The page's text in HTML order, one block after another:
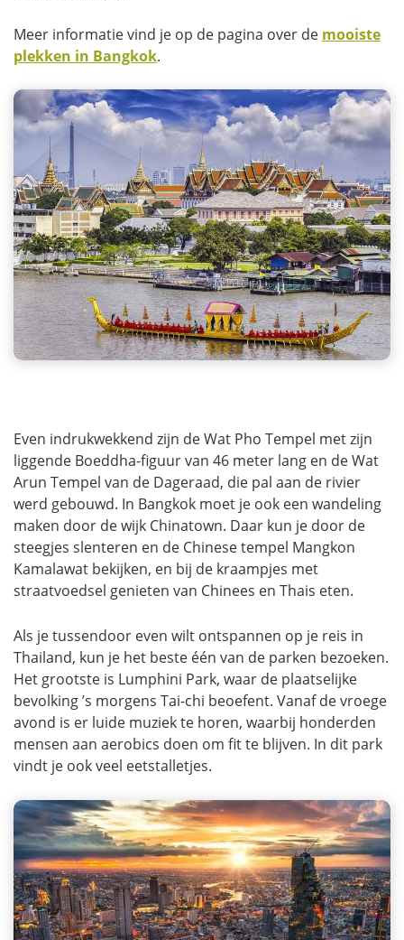
Meer informatie vind je op de pagina over de mooiste
plekken in Bangkok.
Even indrukwekkend zijn de Wat Pho Tempel met zijn
liggende Boeddha-figuur van 46 meter lang en de Wat
Arun Tempel van de Dageraad, die pal aan de rivier
werd gebouwd. In Bangkok moet je ook een wandeling
maken door de wijk Chinatown. Daar kun je door de
steegjes slenteren en de Chinese tempel Mangkon
Kamalawat bekijken, en bij de kraampjes met
straatvoedsel genieten van Chinees en Thais eten.
Als je tussendoor even wilt ontspannen op je reis in
Thailand, kun je het beste één van de parken bezoeken.
Het grootste is Lumphini Park, waar de plaatselijke
bevolking ’s morgens Tai-chi beoefent. Vanaf de vroege
avond is er luide muziek te horen, waarbij honderden
mensen aan aerobics doen om fit te blijven. In dit park
vindt je ook veel eetstalletjes.